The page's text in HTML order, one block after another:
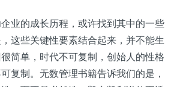
业的成长历程，或许找到其中的一些
这些关键性要素结合起来，并不能生
简单，时代不可复制，创始人的性格
复制。无数管理书籍告诉我们的是，